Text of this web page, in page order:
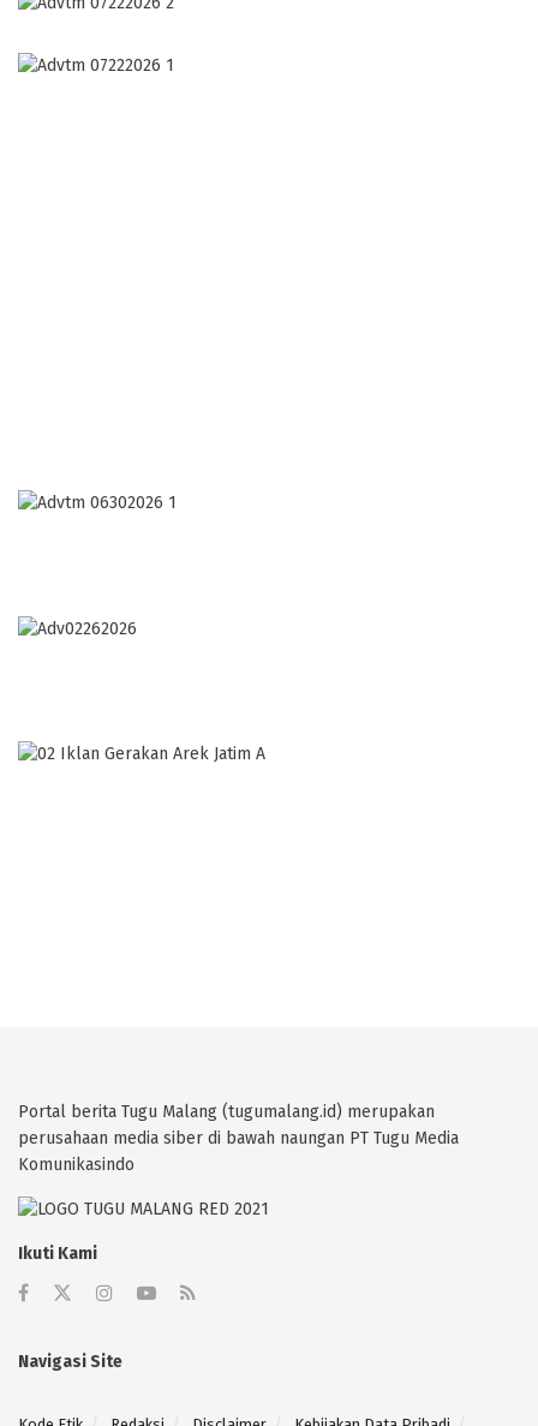
Portal berita Tugu Malang (tugumalang.id) merupakan
perusahaan media siber di bawah naungan PT Tugu Media
Komunikasindo
Ikuti Kami
Navigasi Site